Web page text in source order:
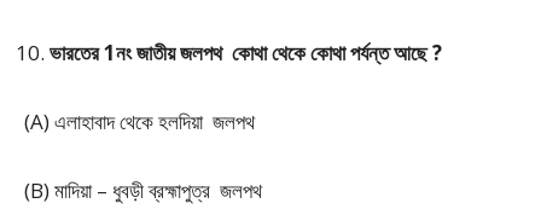
ভারতের 1নং জাতীয় জলপথ কোথা থেকে কোথা পর্যন্ত আছে ?
(A) এলাহাবাদ থেকে হলদিয়া জলপথ
(B) মাদিয়া – ধুবড়ী ব্রহ্মাপুত্র জলপথ